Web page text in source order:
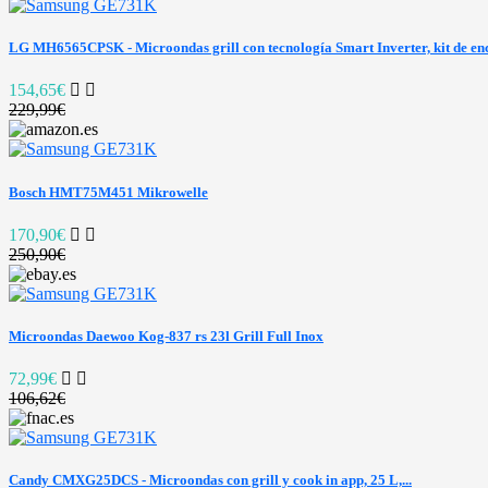
LG MH6565CPSK - Microondas grill con tecnología Smart Inverter, kit de
154,65€
229,99€
Bosch HMT75M451 Mikrowelle
170,90€
250,90€
Microondas Daewoo Kog-837 rs 23l Grill Full Inox
72,99€
106,62€
Candy CMXG25DCS - Microondas con grill y cook in app, 25 L,...